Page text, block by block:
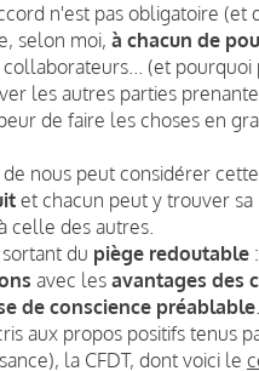
n'est pas obligatoire
selon moi, à chacun de
collaborateurs... (et
les autres parties
de faire les choses en
de nous peut considérer
et chacun peut y trouver
celle des autres.
du piège redoutable
avec les avantages des
de conscience préablable
aux propos positifs tenus
la CFDT, dont voici le